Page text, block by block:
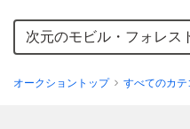
オークショントップ すべてのカテ